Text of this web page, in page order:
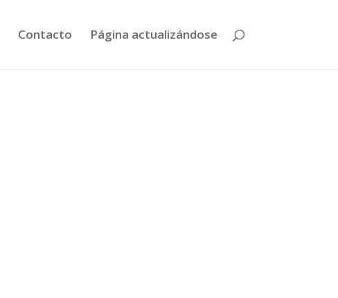
Contacto Página actualizándose